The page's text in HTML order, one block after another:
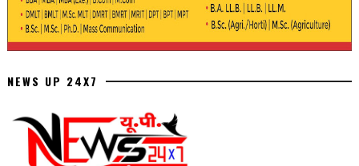
NEWS UP 24X7